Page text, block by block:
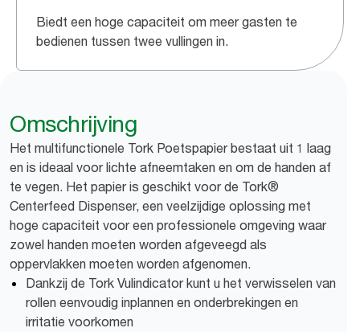
Biedt een hoge capaciteit om meer gasten te
bedienen tussen twee vullingen in.
Omschrijving
Het multifunctionele Tork Poetspapier bestaat uit 1 laag
en is ideaal voor lichte afneemtaken en om de handen af
te vegen. Het papier is geschikt voor de Tork®
Centerfeed Dispenser, een veelzijdige oplossing met
hoge capaciteit voor een professionele omgeving waar
zowel handen moeten worden afgeveegd als
oppervlakken moeten worden afgenomen.
Dankzij de Tork Vulindicator kunt u het verwisselen van
rollen eenvoudig inplannen en onderbrekingen en
irritatie voorkomen